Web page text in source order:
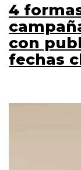
4
con
fechas